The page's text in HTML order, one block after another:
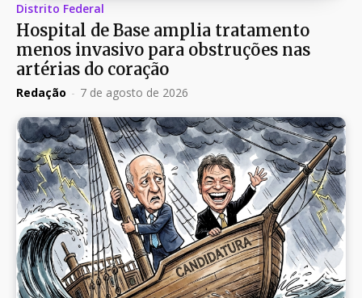
Distrito Federal
Hospital de Base amplia tratamento
menos invasivo para obstruções nas
artérias do coração
Redação - 7 de agosto de 2026